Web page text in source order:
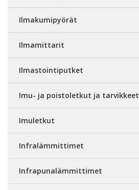
Ilmakumipyörät
Ilmamittarit
Ilmastointiputket
Imu- ja poistoletkut ja tarvikkeet
Imuletkut
Infralämmittimet
Infrapunalämmittimet